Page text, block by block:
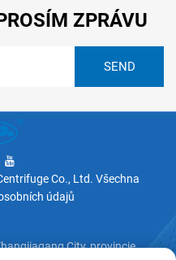
ZPRÁVU
Co., Ltd. Všechna
údajů
City, provincie